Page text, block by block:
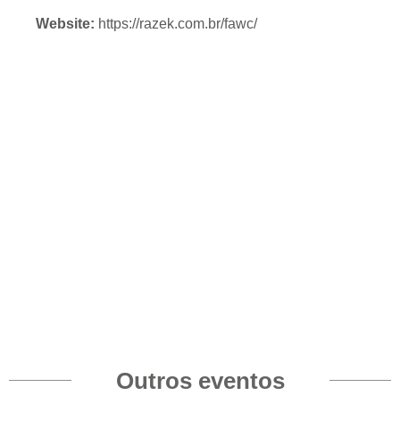
Website: https://razek.com.br/fawc/
Outros eventos